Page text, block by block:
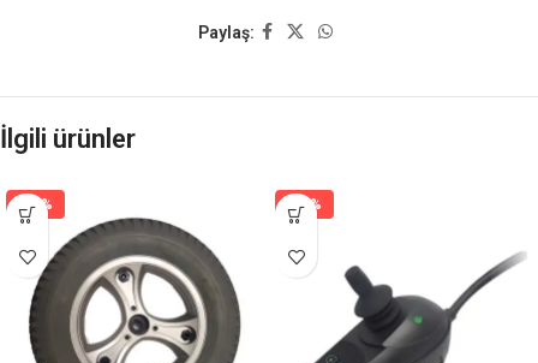
Paylaş:
İlgili ürünler
-33% -26%